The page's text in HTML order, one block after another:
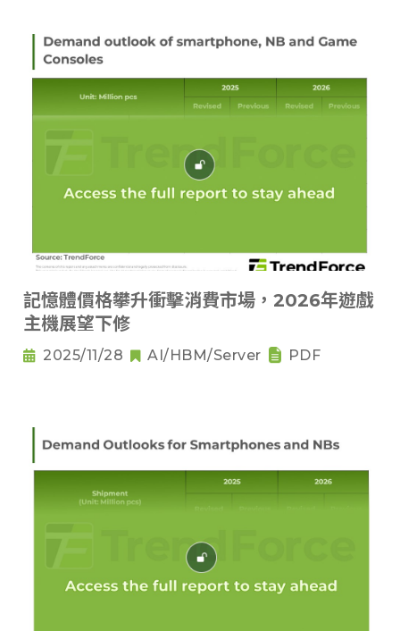
記憶體價格攀升衝擊消費市場，2026年遊戲
主機展望下修
2025/11/28 AI/HBM/Server PDF